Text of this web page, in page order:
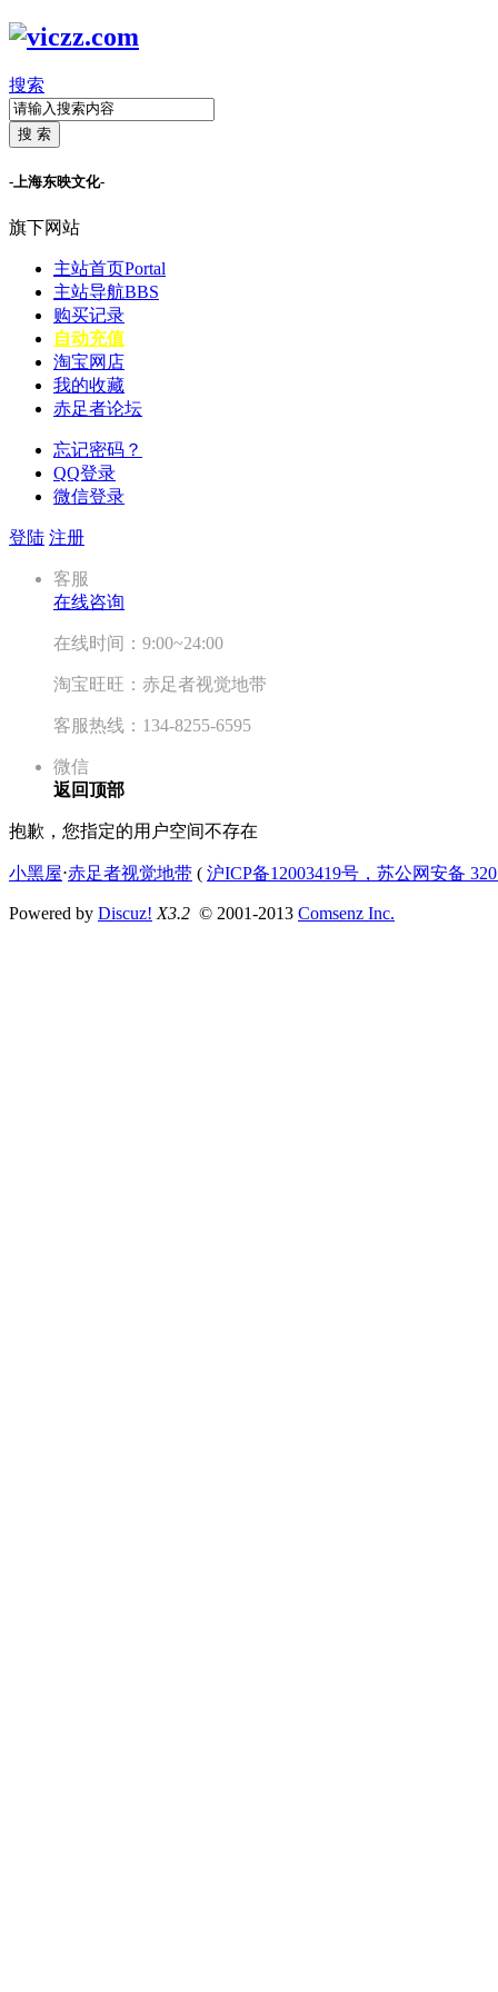
搜索
搜 索
-上海东映文化-
旗下网站
主站首页Portal
主站导航BBS
购买记录
自动充值
淘宝网店
我的收藏
赤足者论坛
忘记密码？
QQ登录
微信登录
登陆 注册
客服
在线咨询
在线时间：9:00~24:00
淘宝旺旺：赤足者视觉地带
客服热线：134-8255-6595
微信
返回顶部
抱歉，您指定的用户空间不存在
小黑屋⋅赤足者视觉地带 ( 沪ICP备12003419号，苏公网安备
Powered by Discuz! X3.2 © 2001-2013 Comsenz Inc.